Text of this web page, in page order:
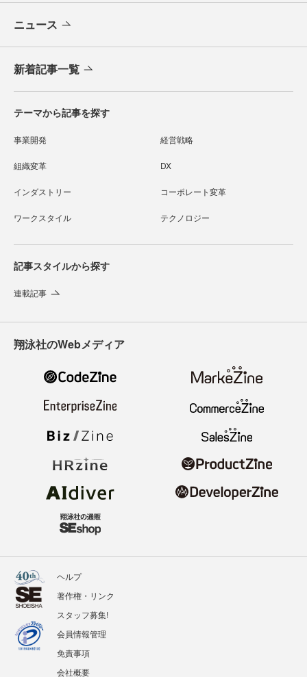
ニュース
新着記事一覧
テーマから記事を探す
事業開発 経営戦略
組織変革 DX
インダストリー コーポレート変革
ワークスタイル テクノロジー
記事スタイルから探す
連載記事
翔泳社のWebメディア
ヘルプ
著作権・リンク
スタッフ募集!
会員情報管理
免責事項
会社概要